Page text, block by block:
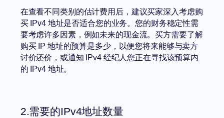
在查看不同类别的估计费用后，建议买家深入考虑购
买 IPv4 地址是否适合您的业务。您的财务稳定性需
要考虑许多因素，例如未来的现金流。买方需要了解
购买 IP 地址的预算是多少，以便您将来能够与卖方
讨价还价，或通知 IPv4 经纪人您正在寻找该预算内
的 IPv4 地址。
2.需要的IPv4地址数量